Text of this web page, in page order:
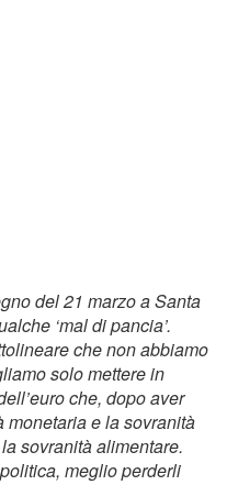
del 21 marzo a Santa
‘mal di pancia’.
che non abbiamo
solo mettere in
che, dopo aver
monetaria e la sovranità
sovranità alimentare.
meglio perderli